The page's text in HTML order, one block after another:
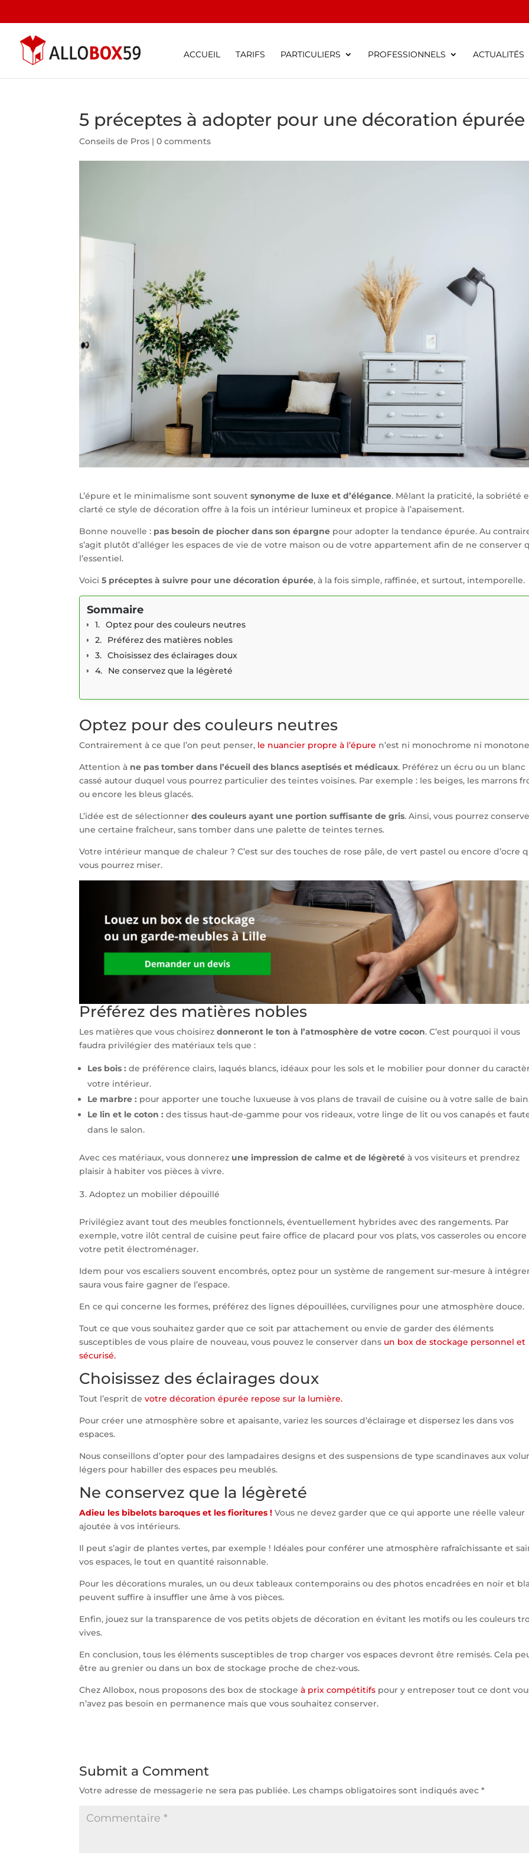
ACCUEIL TARIFS PARTICULIERS PROFESSIONNELS ACTUALITÉS
5 préceptes à adopter pour une décoration épurée
Conseils de Pros |0 comments
L’épure et le minimalisme sont souvent synonyme de luxe et d’élégance. Mêlant la praticité, la sobriété
clarté ce style de décoration offre à la fois un intérieur lumineux et propice à l’apaisement.
Bonne nouvelle : pas besoin de piocher dans son épargne pour adopter la tendance épurée. Au
s’agit plutôt d’alléger les espaces de vie de votre maison ou de votre appartement afin de ne conserver
l’essentiel.
Voici5 préceptes à suivre pour une décoration épurée, à la fois simple, raffinée, et surtout, intemporelle.
Sommaire
Optez pour des couleurs neutres
Préférez des matières nobles
Choisissez des éclairages doux
Ne conservez que la légèreté
Optez pour des couleurs neutres
Contrairement à ce que l’on peut penser, le nuancier propre à l’épure n’est ni monochrome ni
Attention à ne pas tomber dans l’écueil des blancs aseptisés et médicaux. Préférez un écru ou un blanc
cassé autour duquel vous pourrez particulier des teintes voisines. Par exemple : les beiges, les marrons
ou encore les bleus glacés.
L’idée est de sélectionnerdes couleurs ayant une portion suffisante de gris. Ainsi, vous pourrez
une certaine fraîcheur, sans tomber dans une palette de teintes ternes.
Votre intérieur manque de chaleur ? C’est sur des touches de rose pâle, de vert pastel ou encore d’ocre
vous pourrez miser.
Préférez des matières nobles
Les matières que vous choisirez donneront le ton à l’atmosphère de votre cocon. C’est pourquoi il vous
faudra privilégier des matériaux tels que :
Les bois : de préférence clairs, laqués blancs, idéaux pour les sols et le mobilier pour donner du
votre intérieur.
Le marbre : pour apporter une touche luxueuse à vos plans de travail de cuisine ou à votre salle de
Le lin et le coton :des tissus haut-de-gamme pour vos rideaux, votre linge de lit ou vos canapés et
dans le salon.
Avec ces matériaux, vous donnerez une impression de calme et de légèretéà vos visiteurs et prendrez
plaisir à habiter vos pièces à vivre.
Adoptez un mobilier dépouillé
Privilégiez avant tout des meubles fonctionnels, éventuellement hybrides avec des rangements. Par
exemple, votre ilôt central de cuisine peut faire office de placard pour vos plats, vos casseroles ou encore
votre petit électroménager.
Idem pour vos escaliers souvent encombrés, optez pour un système de rangement sur-mesure à
saura vous faire gagner de l’espace.
En ce qui concerne les formes, préférez des lignes dépouillées, curvilignes pour une atmosphère douce.
Tout ce que vous souhaitez garder que ce soit par attachement ou envie de garder des éléments
susceptibles de vous plaire de nouveau, vous pouvez le conserver dans un box de stockage personnel et
sécurisé.
Choisissez des éclairages doux
Tout l’esprit devotre décoration épurée repose sur la lumière.
Pour créer une atmosphère sobre et apaisante, variez les sources d’éclairage et dispersez les dans vos
espaces.
Nous conseillons d’opter pour des lampadaires designs et des suspensions de type scandinaves aux
légers pour habiller des espaces peu meublés.
Ne conservez que la légèreté
Adieu les bibelots baroques et les fioritures ! Vous ne devez garder que ce qui apporte une réelle valeur
ajoutée à vos intérieurs.
Il peut s’agir de plantes vertes, par exemple ! Idéales pour conférer une atmosphère rafraîchissante et
vos espaces, le tout en quantité raisonnable.
Pour les décorations murales, un ou deux tableaux contemporains ou des photos encadrées en noir et
peuvent suffire à insuffler une âme à vos pièces.
Enfin, jouez sur la transparence de vos petits objets de décoration en évitant les motifs ou les couleurs
vives.
En conclusion, tous les éléments susceptibles de trop charger vos espaces devront être remisés. Cela
être au grenier ou dans un box de stockage proche de chez-vous.
Chez Allobox, nous proposons des box de stockage à prix compétitifs pour y entreposer tout ce dont
n’avez pas besoin en permanence mais que vous souhaitez conserver.
Submit a Comment
Votre adresse de messagerie ne sera pas publiée. Les champs obligatoires sont indiqués avec*